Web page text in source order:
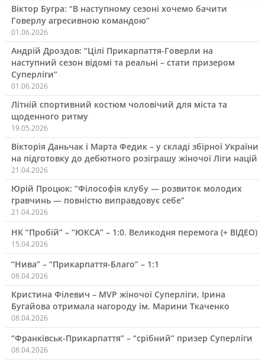
Віктор Бугра: “В наступному сезоні хочемо бачити
Говерлу агресивною командою”
01.06.2026
Андрій Дроздов: “Цілі Прикарпаття-Говерли на
наступний сезон відомі та реальні – стати призером
Суперліги”
01.06.2026
Літній спортивний костюм чоловічий для міста та
щоденного ритму
19.05.2026
Вікторія Даньчак і Марта Федик – у складі збірної України
на підготовку до дебютного розіграшу жіночої Ліги націй
21.04.2026
Юрій Процюк: “Філософія клубу — розвиток молодих
гравчинь — повністю виправдовує себе”
21.04.2026
НК “Пробій” – “ЮКСА” – 1:0. Великодня перемога (+ ВІДЕО)
15.04.2026
“Нива” – “Прикарпаття-Благо” – 1:1
08.04.2026
Кристина Філевич – MVP жіночої Суперліги, Ірина
Бугайова отримала нагороду ім. Марини Ткаченко
08.04.2026
“Франківськ-Прикарпаття” – “срібний” призер Суперліги
08.04.2026